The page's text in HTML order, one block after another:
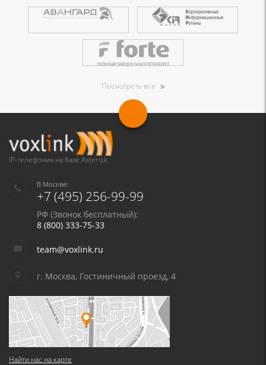
Посмотреть все
IP-телефония на базе Asterisk
В Москве:
+7 (495) 256-99-99
РФ (Звонок бесплатный):
8 (800) 333-75-33
team@voxlink.ru
г. Москва, Гостиничный проезд, 4
Найти нас на карте